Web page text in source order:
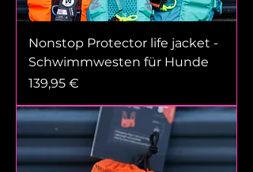
Nonstop Protector life jacket -
Schwimmwesten für Hunde
Prix
139,95 €